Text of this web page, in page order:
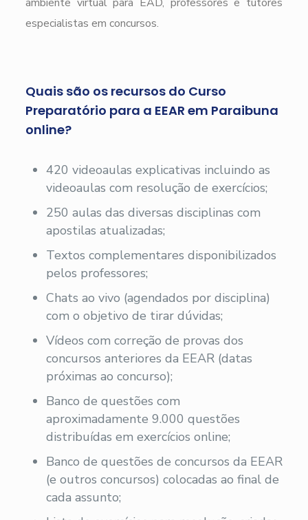
especialistas em concursos.
Quais são os recursos do Curso
Preparatório para a EEAR em Paraibuna
online?
420 videoaulas explicativas incluindo as
videoaulas com resolução de exercícios;
250 aulas das diversas disciplinas com
apostilas atualizadas;
Textos complementares disponibilizados
pelos professores;
Chats ao vivo (agendados por disciplina)
com o objetivo de tirar dúvidas;
Vídeos com correção de provas dos
concursos anteriores da EEAR (datas
próximas ao concurso);
Banco de questões com
aproximadamente 9.000 questões
distribuídas em exercícios online;
Banco de questões de concursos da EEAR
(e outros concursos) colocadas ao final de
cada assunto;